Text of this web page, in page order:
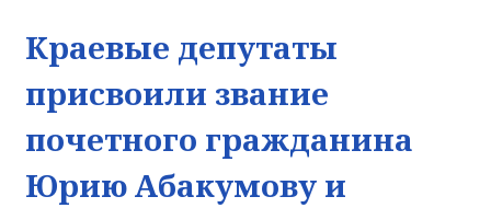
Краевые депутаты
присвоили звание
почетного гражданина
Юрию Абакумову и